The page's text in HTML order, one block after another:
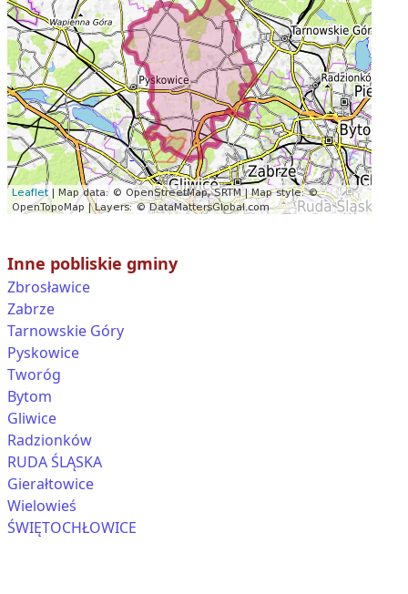
Inne pobliskie gminy
Zbrosławice
Zabrze
Tarnowskie Góry
Pyskowice
Tworóg
Bytom
Gliwice
Radzionków
RUDA ŚLĄSKA
Gierałtowice
Wielowieś
ŚWIĘTOCHŁOWICE